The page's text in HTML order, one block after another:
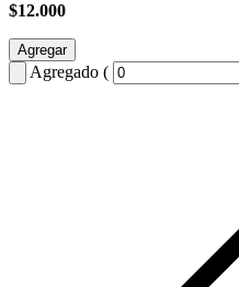
$12.000
Agregar
Agregado (